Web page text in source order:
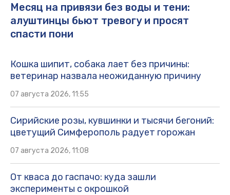
Месяц на привязи без воды и тени:
алуштинцы бьют тревогу и просят
спасти пони
Кошка шипит, собака лает без причины:
ветеринар назвала неожиданную причину
07 августа 2026, 11:55
Сирийские розы, кувшинки и тысячи бегоний:
цветущий Симферополь радует горожан
07 августа 2026, 11:08
От кваса до гаспачо: куда зашли
эксперименты с окрошкой